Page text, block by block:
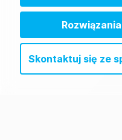
Skontaktuj się ze